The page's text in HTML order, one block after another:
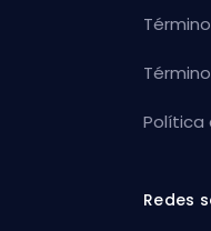
Política
Redes